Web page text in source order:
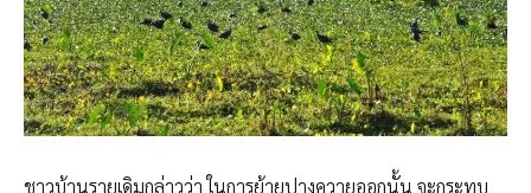
ชาวบ้านรายเดิมกล่าวว่า ในการย้ายปางควายออกนั้น จะกระทบ